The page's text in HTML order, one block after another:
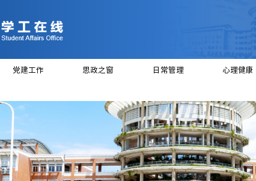
部门介绍 党建工作 思政之窗